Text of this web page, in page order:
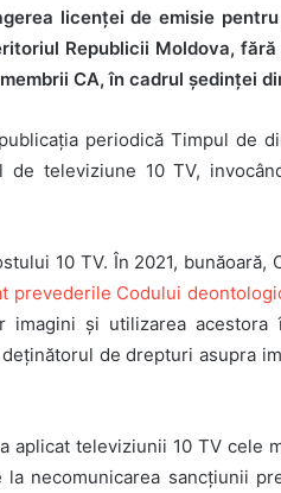
licenței de emisie
Republicii Moldova,
CA, în cadrul ședinței
periodică Timpul de
televiziune 10 TV,
10 TV. În 2021, bunăoară,
prevederile Codului
imagini și utilizarea acestora
de drepturi asupra
aplicat televiziunii 10 TV cele
necomunicarea sancțiunii